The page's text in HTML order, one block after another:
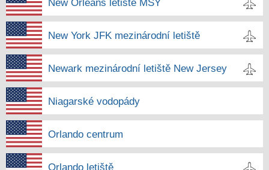
New Orleans letiště MSY
New York JFK mezinárodní letiště
Newark mezinárodní letiště New Jersey
Niagarské vodopády
Orlando centrum
Orlando letiště